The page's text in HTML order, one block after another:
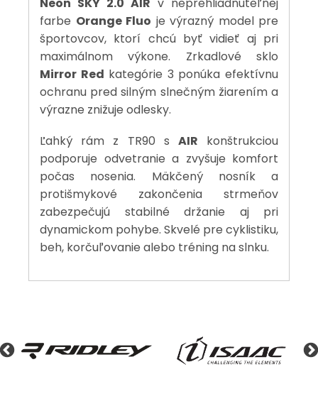
Neon SKY 2.0 AIR v neprehliadnuteľnej
farbe Orange Fluo je výrazný model pre
športovcov, ktorí chcú byť vidieť aj pri
maximálnom výkone. Zrkadlové sklo
Mirror Red kategórie 3 ponúka efektívnu
ochranu pred silným slnečným žiarením a
výrazne znižuje odlesky.
Ľahký rám z TR90 s AIR konštrukciou
podporuje odvetranie a zvyšuje komfort
počas nosenia. Mäkčený nosník a
protišmykové zakončenia strmeňov
zabezpečujú stabilné držanie aj pri
dynamickom pohybe. Skvelé pre cyklistiku,
beh, korčuľovanie alebo tréning na slnku.